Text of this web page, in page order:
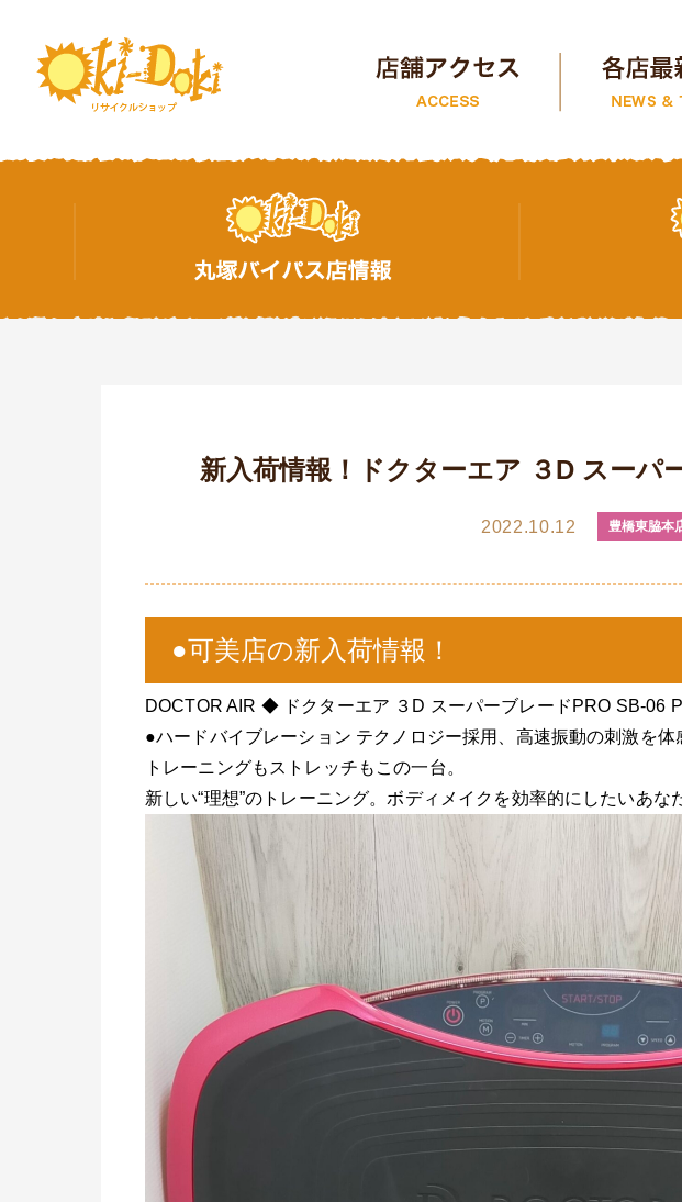
新入荷情報！ドクターエア ３D スーパ
2022.10.12 豊橋東脇本
●可美店の新入荷情報！
DOCTOR AIR ◆ ドクターエア ３D スーパーブレードPRO SB-06
●ハードバイブレーション テクノロジー採用、高速振動の刺激を体
トレーニングもストレッチもこの一台。
新しい“理想”のトレーニング。ボディメイクを効率的にしたいあな